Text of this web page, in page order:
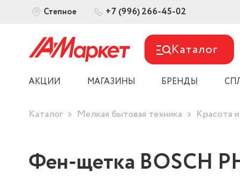
Степное +7 (996) 266-45-02
Каталог
АКЦИИ МАГАЗИНЫ БРЕНДЫ
Каталог Мелкая бытовая техника Красота
Фен-щетка BOSCH